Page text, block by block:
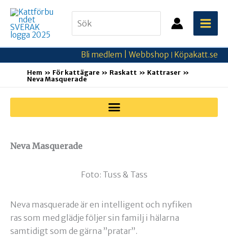
Hoppa
innehåll
for:
Bli medlem | Webbshop Köpakatt.se
Hem För kattägare Raskatt
Kattraser
Neva Masquerade
Neva Masquerade
Foto: Tuss & Tass
Neva masquerade är en intelligent och nyfiken
ras som med glädje följer sin familj i hälarna
samtidigt som de gärna ”pratar”.